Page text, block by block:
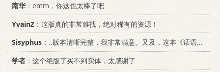
南华：emm，你这也太棒了吧
YvainZ ：这版真的非常难找，绝对稀有的资源！
Sisyphus ：..版本清晰完整，我非常满意。又及，这本《话语的真相》...
学者 ：这个绝版了买不到实体，太感谢了